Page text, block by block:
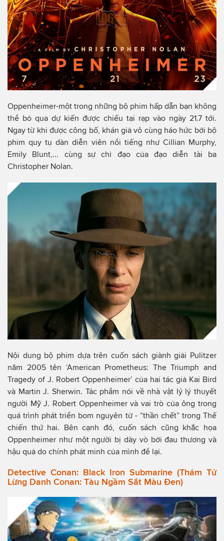
Oppenheimer-một trong những bộ phim hấp dẫn bạn không
thể bỏ qua dự kiến được chiếu tại rạp vào ngày 21.7 tới.
Ngay từ khi được công bố, khán giả vô cùng háo hức bởi bộ
phim quy tụ dàn diễn viên nổi tiếng như Cillian Murphy,
Emily Blunt,... cùng sự chỉ đạo của đạo diễn tài ba
Christopher Nolan.
Nội dung bộ phim dựa trên cuốn sách giành giải Pulitzer
năm 2005 tên ‘American Prometheus: The Triumph and
Tragedy of J. Robert Oppenheimer’ của hai tác giả Kai Bird
và Martin J. Sherwin. Tác phẩm nói về nhà vật lý lý thuyết
người Mỹ J. Robert Oppenheimer và vai trò của ông trong
quá trình phát triển bom nguyên tử - “thần chết” trong Thế
chiến thứ hai. Bên cạnh đó, cuốn sách cũng khắc họa
Oppenheimer như một người bị dày vò bởi đau thương và
hậu quả do chính phát minh của mình để lại.
Detective Conan: Black Iron Submarine (Thám Tử
Lừng Danh Conan: Tàu Ngầm Sắt Màu Đen)